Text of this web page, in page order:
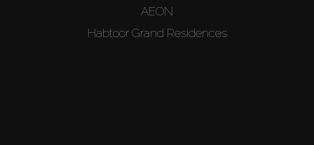
AEON
Habtoor Grand Residences